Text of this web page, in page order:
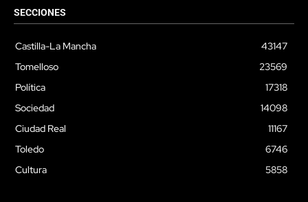
SECCIONES
Castilla-La Mancha
43147
Tomelloso
23569
Política
17318
Sociedad
14098
Ciudad Real
11167
Toledo
6746
Cultura
5858